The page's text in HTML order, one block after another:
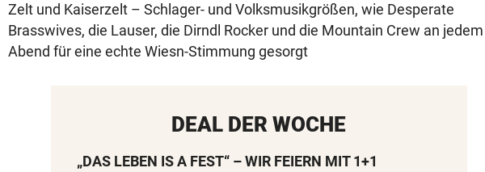
Zelt und Kaiserzelt – Schlager- und Volksmusikgrößen, wie Desperate
Brasswives, die Lauser, die Dirndl Rocker und die Mountain Crew an jedem
Abend für eine echte Wiesn-Stimmung gesorgt
DEAL DER WOCHE
„DAS LEBEN IS A FEST“ – WIR FEIERN MIT 1+1